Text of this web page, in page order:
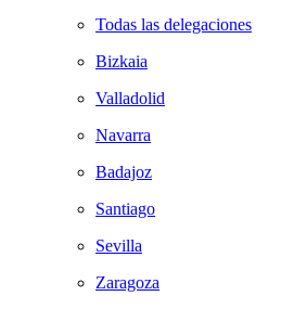
Todas las delegaciones
Bizkaia
Valladolid
Navarra
Badajoz
Santiago
Sevilla
Zaragoza